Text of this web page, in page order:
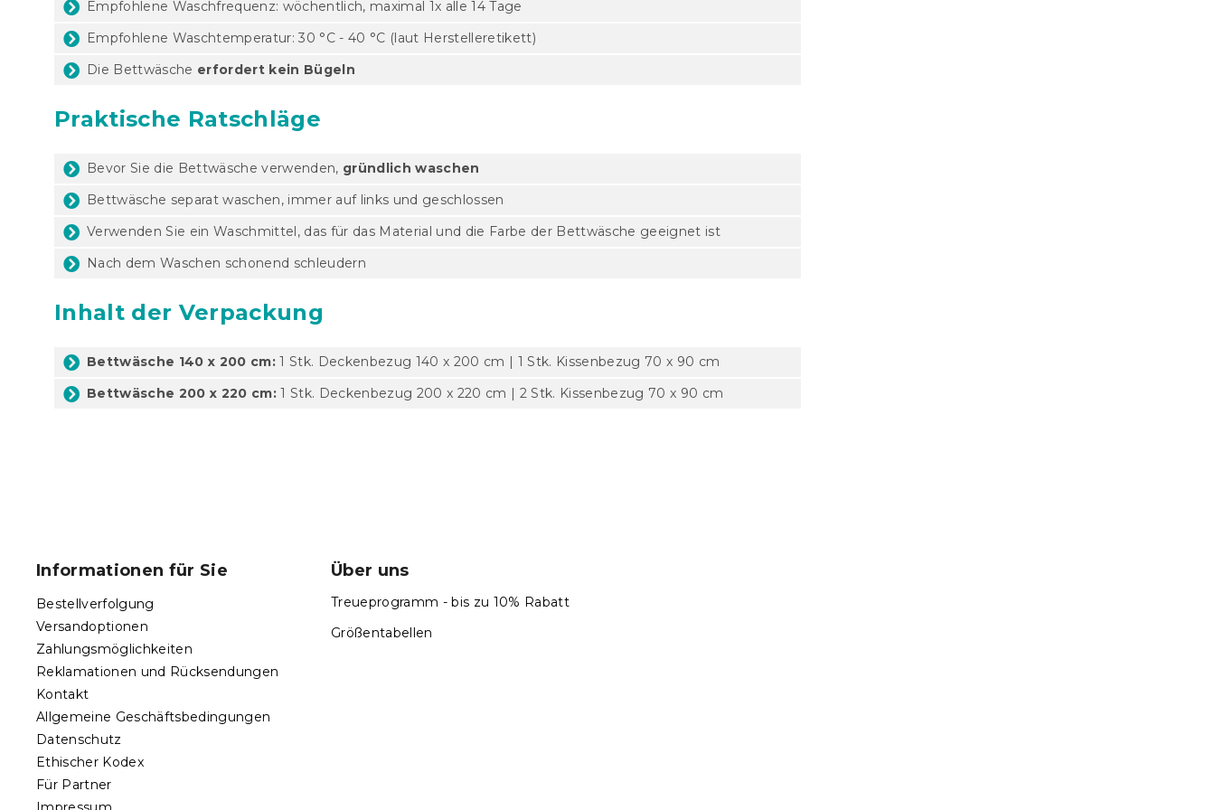
Empfohlene Waschfrequenz: wöchentlich, maximal 1x alle 14 Tage
Empfohlene Waschtemperatur: 30 °C - 40 °C (laut Herstelleretikett)
Die Bettwäsche erfordert kein Bügeln
Praktische Ratschläge
Bevor Sie die Bettwäsche verwenden, gründlich waschen
Bettwäsche separat waschen, immer auf links und geschlossen
Verwenden Sie ein Waschmittel, das für das Material und die Farbe der Bettwäsche geeignet ist
Nach dem Waschen schonend schleudern
Inhalt der Verpackung
Bettwäsche 140 x 200 cm: 1 Stk. Deckenbezug 140 x 200 cm | 1 Stk. Kissenbezug 70 x 90 cm
Bettwäsche 200 x 220 cm: 1 Stk. Deckenbezug 200 x 220 cm | 2 Stk. Kissenbezug 70 x 90 cm
Informationen für Sie
Bestellverfolgung
Versandoptionen
Zahlungsmöglichkeiten
Reklamationen und Rücksendungen
Kontakt
Allgemeine Geschäftsbedingungen
Datenschutz
Ethischer Kodex
Für Partner
Über uns
Treueprogramm - bis zu 10% Rabatt
Größentabellen